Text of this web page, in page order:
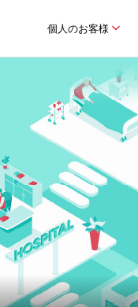
個人のお客様